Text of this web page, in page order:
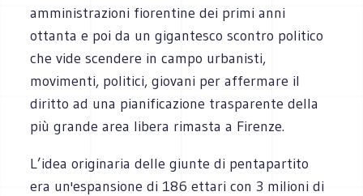
amministrazioni fiorentine dei primi anni
ottanta e poi da un gigantesco scontro politico
che vide scendere in campo urbanisti,
movimenti, politici, giovani per affermare il
diritto ad una pianificazione trasparente della
più grande area libera rimasta a Firenze.
L’idea originaria delle giunte di pentapartito
era un'espansione di 186 ettari con 3 milioni di